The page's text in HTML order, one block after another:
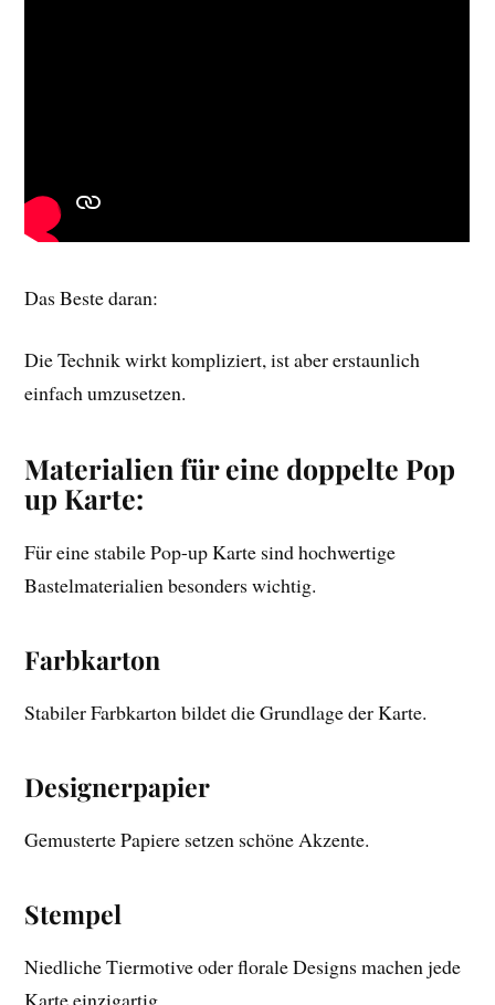
Das Beste daran:
Die Technik wirkt kompliziert, ist aber erstaunlich
einfach umzusetzen.
Materialien für eine doppelte Pop
up Karte:
Für eine stabile Pop-up Karte sind hochwertige
Bastelmaterialien besonders wichtig.
Farbkarton
Stabiler Farbkarton bildet die Grundlage der Karte.
Designerpapier
Gemusterte Papiere setzen schöne Akzente.
Stempel
Niedliche Tiermotive oder florale Designs machen jede